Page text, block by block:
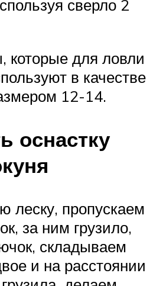
сверло 2
которые для ловли
в качестве
12-14.
оснастку
леску, пропускаем
за ним грузило,
складываем
и на расстоянии